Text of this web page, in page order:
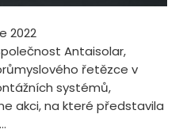
2022
Antaisolar,
řetězce v
systémů,
akci, na které představila